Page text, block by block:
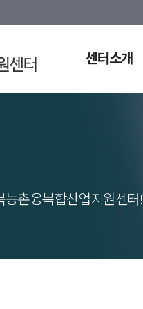
센터소개
농촌융복합산업지원센터!